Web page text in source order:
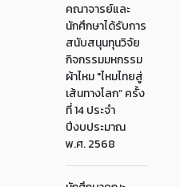
คณาจารย์และ
นักศึกษาได้รับการ
สนับสนุนทุนวิจัย
กิจกรรมมหกรรม
ผ้าไหม "ไหมไทยสู่
เส้นทางโลก” ครั้ง
ที่ 14 ประจำ
ปีงบประมาณ
พ.ศ. 2568